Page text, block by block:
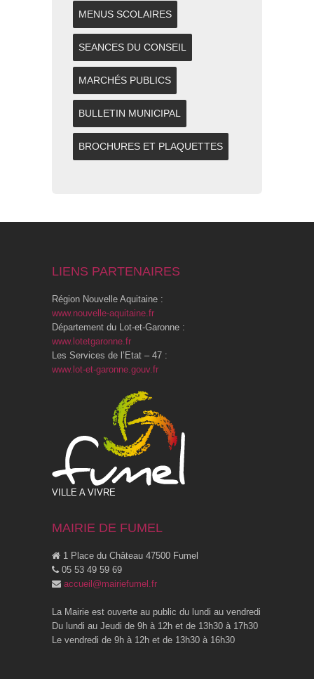
MENUS SCOLAIRES
SEANCES DU CONSEIL
MARCHÉS PUBLICS
BULLETIN MUNICIPAL
BROCHURES ET PLAQUETTES
LIENS PARTENAIRES
Région Nouvelle Aquitaine :
www.nouvelle-aquitaine.fr
Département du Lot-et-Garonne :
www.lotetgaronne.fr
Les Services de l’Etat – 47 :
www.lot-et-garonne.gouv.fr
VILLE A VIVRE
MAIRIE DE FUMEL
1 Place du Château 47500 Fumel
05 53 49 59 69
accueil@mairiefumel.fr
La Mairie est ouverte au public du lundi au vendredi
Du lundi au Jeudi de 9h à 12h et de 13h30 à 17h30
Le vendredi de 9h à 12h et de 13h30 à 16h30